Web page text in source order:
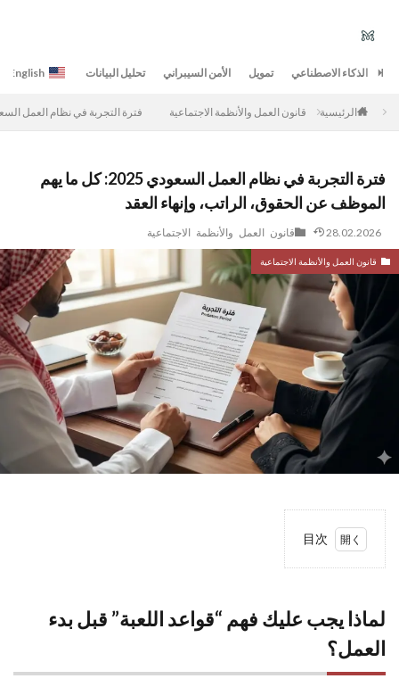
الذكاء الاصطناعي تمويل الأمن السيبراني تحليل البيانات English
الرئيسية قانون العمل والأنظمة الاجتماعية فترة التجربة في نظام العمل السعودي 2025: كل ما يهم الموظف عن الحقوق، الراتب،
فترة التجربة في نظام العمل السعودي 2025: كل ما يهم
الموظف عن الحقوق، الراتب، وإنهاء العقد
28.02.2026 قانون العمل والأنظمة الاجتماعية
قانون العمل والأنظمة الاجتماعية
目次
عليك
فهم
“قواعد
اللعبة”
لماذا يجب عليك فهم “قواعد اللعبة” قبل بدء
العمل؟